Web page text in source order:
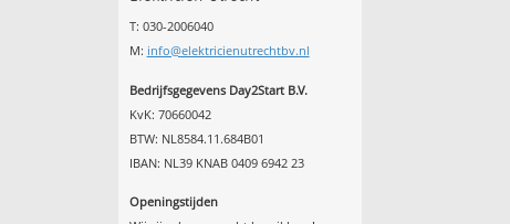
T: 030-2006040
M: info@elektricienutrechtbv.nl
Bedrijfsgegevens Day2Start B.V.
KvK: 70660042
BTW: NL8584.11.684B01
IBAN: NL39 KNAB 0409 6942 23
Openingstijden